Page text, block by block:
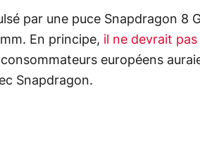
par une puce Snapdragon 8
En principe, il ne devrait
européens
Snapdragon.